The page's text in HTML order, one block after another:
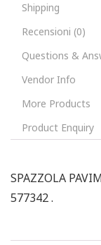
Shipping
Recensioni (0)
Questions &
Vendor Info
More Products
Product Enquiry
SPAZZOLA
577342 .